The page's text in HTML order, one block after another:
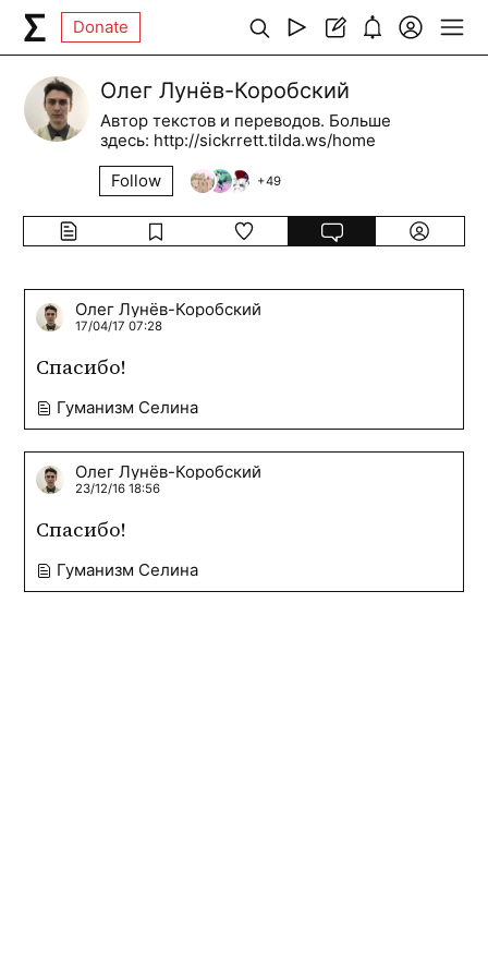
Donate
Олег Лунёв-Коробский
Автор текстов и переводов. Больше
здесь: http://sickrrett.tilda.ws/home
Follow
+49
Олег Лунёв-Коробский
17/04/17 07:28
Спасибо!
Гуманизм Селина
Олег Лунёв-Коробский
23/12/16 18:56
Спасибо!
Гуманизм Селина